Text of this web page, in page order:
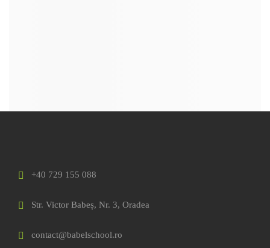
+40 729 155 088
Str. Victor Babeș, Nr. 3, Oradea
contact@babelschool.ro